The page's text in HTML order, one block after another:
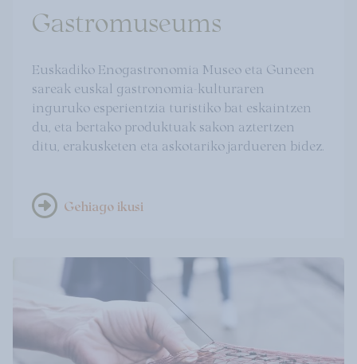
Gastromuseums
Euskadiko Enogastronomia Museo eta Guneen
sareak euskal gastronomia-kulturaren
inguruko esperientzia turistiko bat eskaintzen
du, eta bertako produktuak sakon aztertzen
ditu, erakusketen eta askotariko jardueren bidez.
Gehiago ikusi